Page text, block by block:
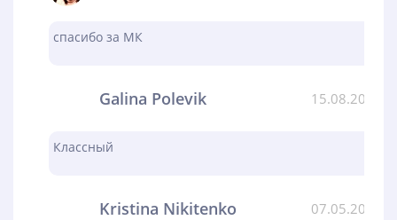
спасибо за МК
Galina Polevik 15.08.2024
Классный
Kristina Nikitenko 07.05.2024